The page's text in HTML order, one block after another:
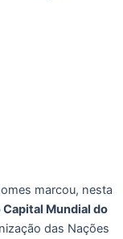
marcou, nesta
Mundial do
das Nações